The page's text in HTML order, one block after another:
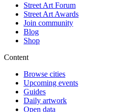
Street Art Forum
Street Art Awards
Join community
Blog
Shop
Content
Browse cities
Upcoming events
Guides
Daily artwork
Open data